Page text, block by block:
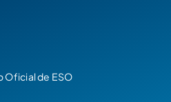
Oficial de ESO